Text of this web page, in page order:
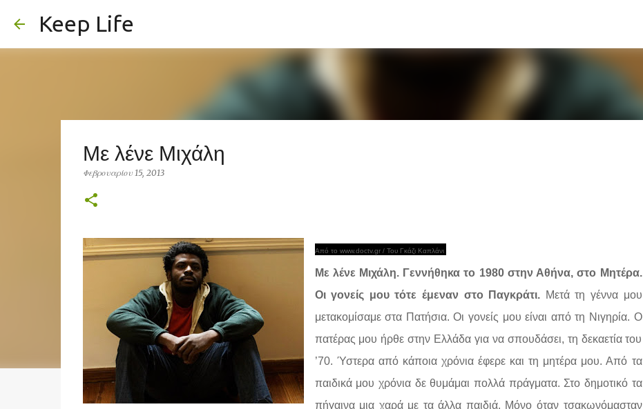
Keep Life
Με λένε Μιχάλη
Φεβρουαρίου 15, 2013
Από το www.doctv.gr / Του Γκάζι Καπλάνι
Με λένε Μιχάλη. Γεννήθηκα το 1980 στην Αθήνα, στο Μητέρα.
Οι γονείς μου τότε έμεναν στο Παγκράτι. Μετά τη γέννα μου
μετακομίσαμε στα Πατήσια. Οι γονείς μου είναι από τη Νιγηρία. Ο
πατέρας μου ήρθε στην Ελλάδα για να σπουδάσει, τη δεκαετία του
’70. Ύστερα από κάποια χρόνια έφερε και τη μητέρα μου. Από τα
παιδικά μου χρόνια δε θυμάμαι πολλά πράγματα. Στο δημοτικό τα
πήγαινα μια χαρά με τα άλλα παιδιά. Μόνο όταν τσακωνόμασταν